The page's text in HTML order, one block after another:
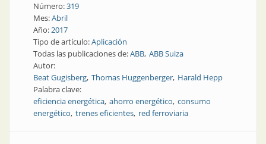
Número:319
Mes:Abril
Año:2017
Tipo de artículo:Aplicación
Todas las publicaciones de:ABB ABB Suiza
Autor:
Beat Gugisberg Thomas Huggenberger Harald Hepp
Palabra clave:
eficiencia energética ahorro energético consumo
energético trenes eficientes red ferroviaria